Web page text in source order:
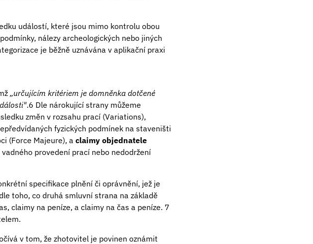
událostí, které jsou mimo kontrolu obou
nálezy archeologických nebo jiných
je běžně uznávána v aplikační praxi
„určujícím kritériem je domněnka dotčené
.6 Dle nárokující strany můžeme
změn v rozsahu prací (Variations),
fyzických podmínek na staveništi
(Force Majeure), a claimy objednatele
provedení prací nebo nedodržení
specifikace plnění či oprávnění, jež je
toho, co druhá smluvní strana na základě
claimy na peníze, a claimy na čas a peníze. 7
v tom, že zhotovitel je povinen oznámit